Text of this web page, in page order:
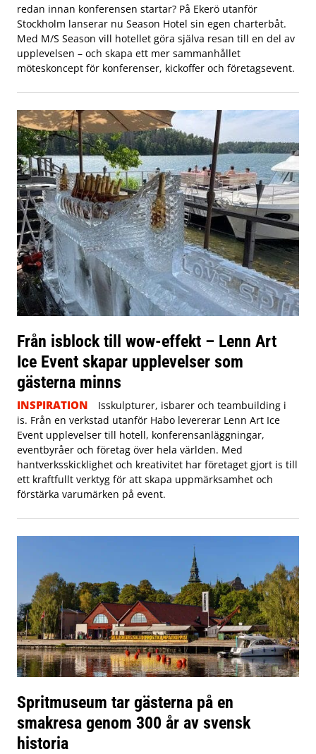
redan innan konferensen startar? På Ekerö utanför
Stockholm lanserar nu Season Hotel sin egen charterbåt.
Med M/S Season vill hotellet göra själva resan till en del av
upplevelsen – och skapa ett mer sammanhållet
möteskoncept för konferenser, kickoffer och företagsevent.
Från isblock till wow-effekt – Lenn Art
Ice Event skapar upplevelser som
gästerna minns
INSPIRATION
Isskulpturer, isbarer och teambuilding i
is. Från en verkstad utanför Habo levererar Lenn Art Ice
Event upplevelser till hotell, konferensanläggningar,
eventbyråer och företag över hela världen. Med
hantverksskicklighet och kreativitet har företaget gjort is till
ett kraftfullt verktyg för att skapa uppmärksamhet och
förstärka varumärken på event.
Spritmuseum tar gästerna på en
smakresa genom 300 år av svensk
historia